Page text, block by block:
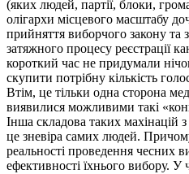
(яких людей, партії, блоки,
олігархи місцевого масштабу
прийняття виборчого закону та
затяжного процесу реєстрації
короткий час не придумали
скупити потрібну кількість
Втім, це тільки одна сторона
виявилися можливими такі
Інша складова таких
це зневіра самих людей.
реальності проведення чесних
ефективності їхнього вибору. У